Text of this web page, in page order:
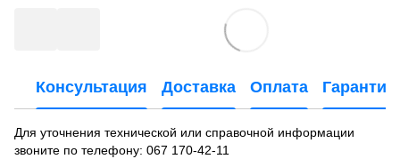
Консультация Доставка Оплата Гарантия
Для уточнения технической или справочной информации
звоните по телефону: 067 170-42-11